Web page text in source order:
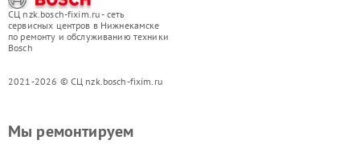
СЦ nzk.bosch-fixim.ru - сеть
сервисных центров в Нижнекамске
по ремонту и обслуживанию техники
Bosch
2021-2026 © СЦ nzk.bosch-fixim.ru
Мы ремонтируем